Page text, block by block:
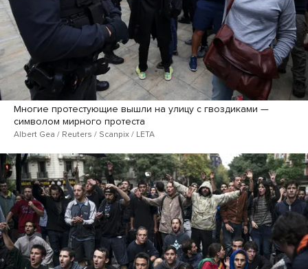
Многие протестующие вышли на улицу с гвоздиками —
символом мирного протеста
Albert Gea / Reuters / Scanpix / LETA